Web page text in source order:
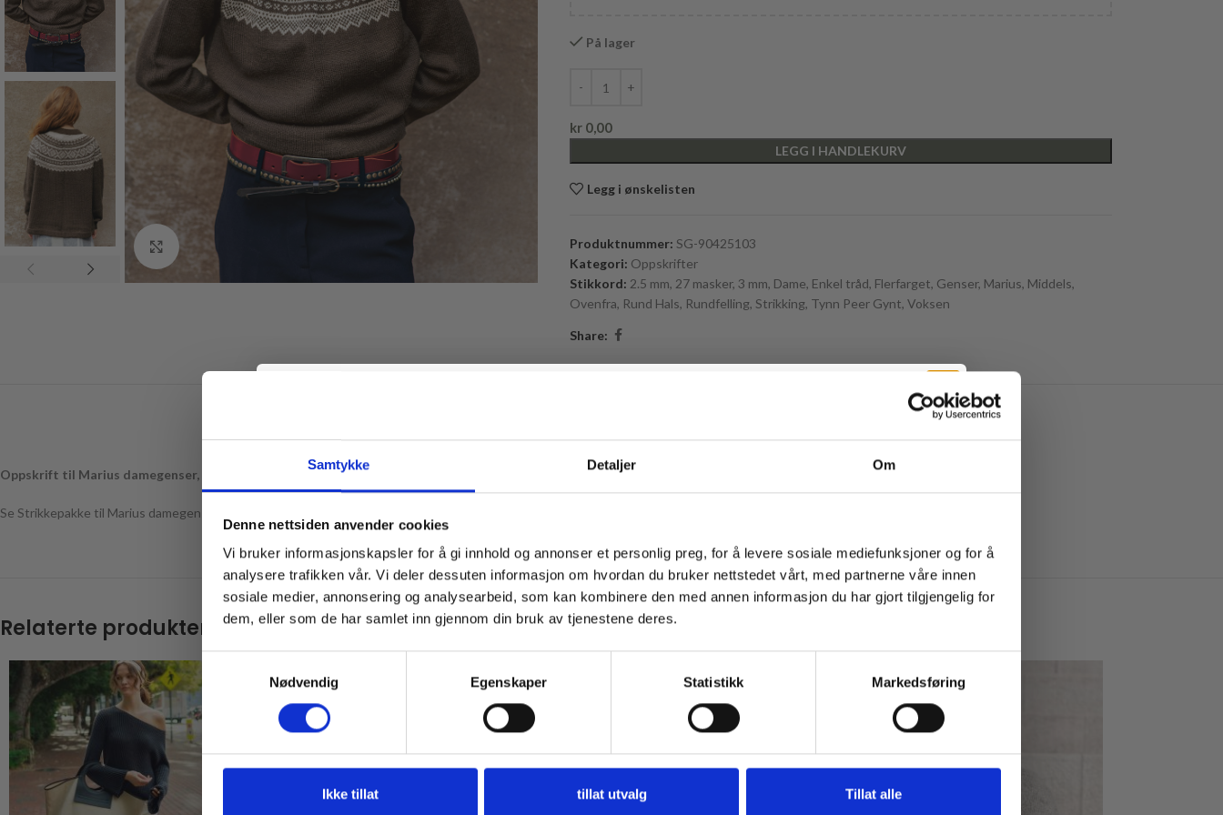
Samtykke Detaljer Om
Denne nettsiden anvender cookies
Vi bruker informasjonskapsler for å gi innhold og annonser et personlig preg, for å levere sosiale mediefunksjoner og for å
analysere trafikken vår. Vi deler dessuten informasjon om hvordan du bruker nettstedet vårt, med partnerne våre innen
sosiale medier, annonsering og analysearbeid, som kan kombinere den med annen informasjon du har gjort tilgjengelig for
dem, eller som de har samlet inn gjennom din bruk av tjenestene deres.
Samtykkevalg
Nødvendig
Egenskaper Statistikk Markedsføring
Ikke tillat tillat utvalg Tillat alle
Click to enlarge
På lager
kr0,00
LEGG I HANDLEKURV
Legg i ønskelisten
Produktnummer: SG-90425103
Kategori: Oppskrifter
Stikkord: 2.5 mm, 27 masker, 3 mm, Dame, Enkel tråd, Flerfarget, Genser, Marius, Middels,
Ovenfra, Rund Hals, Rundfelling, Strikking, Tynn Peer Gynt, Voksen
Share:
Oppskrift til Marius damegenser, Oppskriften selges kun sammen med garn til oppskriften.
Se Strikkepakke til Marius damegenser
Relaterte produkter
10% rabatt
Ja? Legg igjen eposten din her:
Email
* Gjelder ikke produkter på tilbud